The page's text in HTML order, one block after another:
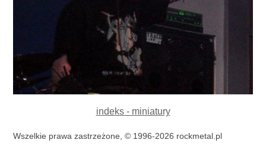
indeks - miniatury
Wszelkie prawa zastrzeżone, © 1996-2026 rockmetal.pl